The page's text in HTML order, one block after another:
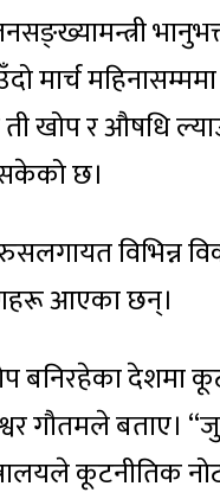
मार्च
खोप र औषधि
छ।
विभिन्न
आएका छन्।
बनिरहेका देशमा
गौतमले